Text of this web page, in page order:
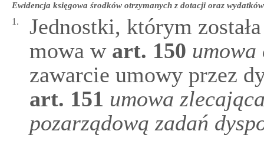
Ewidencja księgowa środków otrzymanych z dotacji oraz
1.
Jednostki, którym
mowa wart. 150
zawarcie umowy przez
art. 151 umowa
pozarządową zadań